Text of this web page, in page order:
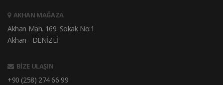
AKHAN MAĞAZA
Akhan Mah. 169. Sokak No:1
Akhan - DENİZLİ
BİZE ULAŞIN
+90 (258) 274 66 99